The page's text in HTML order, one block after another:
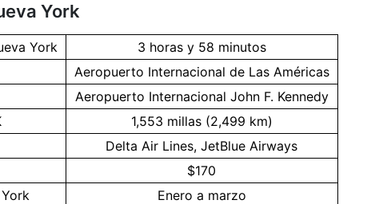
York
York
3 horas y 58 minutos
Aeropuerto Internacional de Las Américas
Aeropuerto Internacional John F. Kennedy
1,553 millas (2,499 km)
Delta Air Lines, JetBlue Airways
$170
Enero a marzo